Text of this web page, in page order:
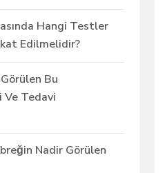
Hangi Testler
Edilmelidir?
Bu
Ve Tedavi
Nadir Görülen